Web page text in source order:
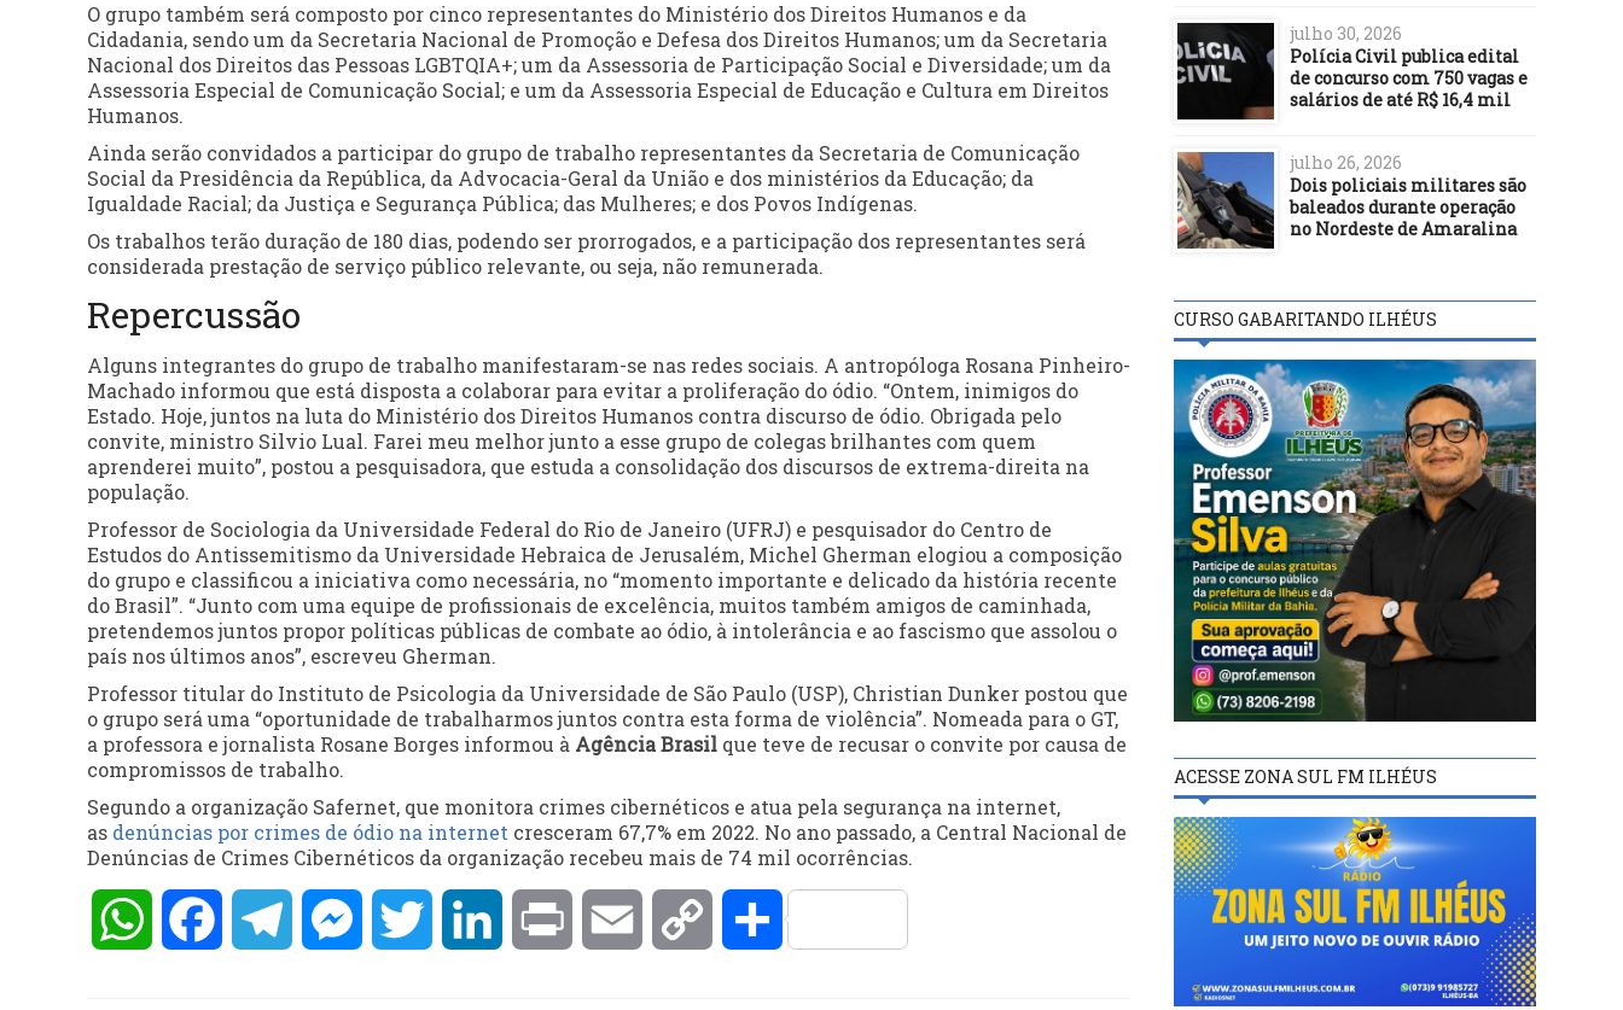
O grupo também será composto por cinco representantes do Ministério dos Direitos Humanos e da
Cidadania, sendo um da Secretaria Nacional de Promoção e Defesa dos Direitos Humanos; um da Secretaria
Nacional dos Direitos das Pessoas LGBTQIA+; um da Assessoria de Participação Social e Diversidade; um da
Assessoria Especial de Comunicação Social; e um da Assessoria Especial de Educação e Cultura em Direitos
Humanos.
Ainda serão convidados a participar do grupo de trabalho representantes da Secretaria de Comunicação
Social da Presidência da República, da Advocacia-Geral da União e dos ministérios da Educação; da
Igualdade Racial; da Justiça e Segurança Pública; das Mulheres; e dos Povos Indígenas.
Os trabalhos terão duração de 180 dias, podendo ser prorrogados, e a participação dos representantes será
considerada prestação de serviço público relevante, ou seja, não remunerada.
Repercussão
Alguns integrantes do grupo de trabalho manifestaram-se nas redes sociais. A antropóloga Rosana Pinheiro-
Machado informou que está disposta a colaborar para evitar a proliferação do ódio. “Ontem, inimigos do
Estado. Hoje, juntos na luta do Ministério dos Direitos Humanos contra discurso de ódio. Obrigada pelo
convite, ministro Silvio Lual. Farei meu melhor junto a esse grupo de colegas brilhantes com quem
aprenderei muito”, postou a pesquisadora, que estuda a consolidação dos discursos de extrema-direita na
população.
Professor de Sociologia da Universidade Federal do Rio de Janeiro (UFRJ) e pesquisador do Centro de
Estudos do Antissemitismo da Universidade Hebraica de Jerusalém, Michel Gherman elogiou a composição
do grupo e classificou a iniciativa como necessária, no “momento importante e delicado da história recente
do Brasil”. “Junto com uma equipe de profissionais de excelência, muitos também amigos de caminhada,
pretendemos juntos propor políticas públicas de combate ao ódio, à intolerância e ao fascismo que assolou o
país nos últimos anos”, escreveu Gherman.
Professor titular do Instituto de Psicologia da Universidade de São Paulo (USP), Christian Dunker postou que
o grupo será uma “oportunidade de trabalharmos juntos contra esta forma de violência”. Nomeada para o GT,
a professora e jornalista Rosane Borges informou à Agência Brasil que teve de recusar o convite por causa de
compromissos de trabalho.
Segundo a organização Safernet, que monitora crimes cibernéticos e atua pela segurança na internet,
as denúncias por crimes de ódio na internet cresceram 67,7% em 2022. No ano passado, a Central Nacional de
Denúncias de Crimes Cibernéticos da organização recebeu mais de 74 mil ocorrências.
WhatsAppFacebookTelegramMessengerTwitter LinkedInPrint Email Copy Compartilhar
julho 30, 2026
Polícia Civil publica edital
de concurso com 750 vagas e
salários de até R$ 16,4 mil
julho 26, 2026
Dois policiais militares são
baleados durante operação
no Nordeste de Amaralina
CURSO GABARITANDO ILHÉUS
ACESSE ZONA SUL FM ILHÉUS